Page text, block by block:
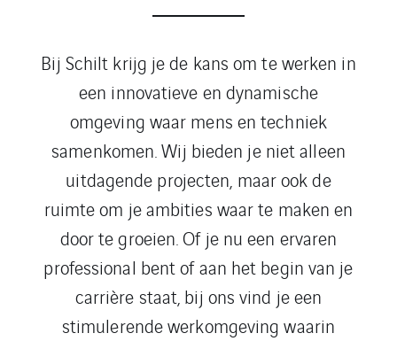
Bij Schilt krijg je de kans om te werken in
een innovatieve en dynamische
omgeving waar mens en techniek
samenkomen. Wij bieden je niet alleen
uitdagende projecten, maar ook de
ruimte om je ambities waar te maken en
door te groeien. Of je nu een ervaren
professional bent of aan het begin van je
carrière staat, bij ons vind je een
stimulerende werkomgeving waarin